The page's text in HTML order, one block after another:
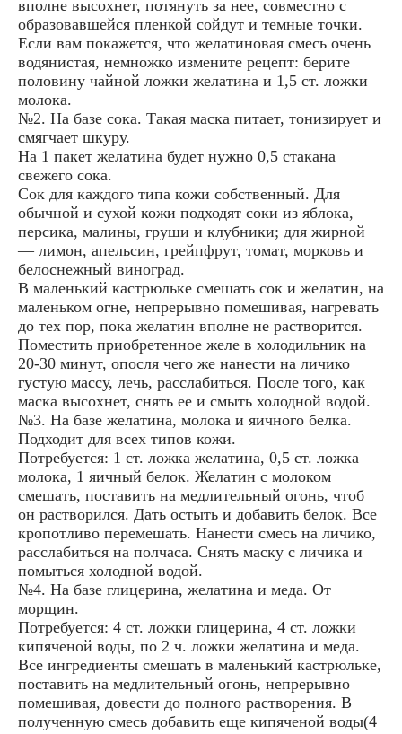
вполне высохнет, потянуть за нее, совместно с
образовавшейся пленкой сойдут и темные точки.
Если вам покажется, что желатиновая смесь очень
водянистая, немножко измените рецепт: берите
половину чайной ложки желатина и 1,5 ст. ложки
молока.
№2. На базе сока. Такая маска питает, тонизирует и
смягчает шкуру.
На 1 пакет желатина будет нужно 0,5 стакана
свежего сока.
Сок для каждого типа кожи собственный. Для
обычной и сухой кожи подходят соки из яблока,
персика, малины, груши и клубники; для жирной
— лимон, апельсин, грейпфрут, томат, морковь и
белоснежный виноград.
В маленький кастрюльке смешать сок и желатин, на
маленьком огне, непрерывно помешивая, нагревать
до тех пор, пока желатин вполне не растворится.
Поместить приобретенное желе в холодильник на
20-30 минут, опосля чего же нанести на личико
густую массу, лечь, расслабиться. После того, как
маска высохнет, снять ее и смыть холодной водой.
№3. На базе желатина, молока и яичного белка.
Подходит для всех типов кожи.
Потребуется: 1 ст. ложка желатина, 0,5 ст. ложка
молока, 1 яичный белок. Желатин с молоком
смешать, поставить на медлительный огонь, чтоб
он растворился. Дать остыть и добавить белок. Все
кропотливо перемешать. Нанести смесь на личико,
расслабиться на полчаса. Снять маску с личика и
помыться холодной водой.
№4. На базе глицерина, желатина и меда. От
морщин.
Потребуется: 4 ст. ложки глицерина, 4 ст. ложки
кипяченой воды, по 2 ч. ложки желатина и меда.
Все ингредиенты смешать в маленький кастрюльке,
поставить на медлительный огонь, непрерывно
помешивая, довести до полного растворения. В
полученную смесь добавить еще кипяченой воды(4